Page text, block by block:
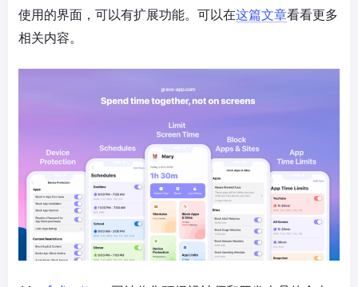
使用的界面，可以有扩展功能。可以在这篇文章看看更多
相关内容。